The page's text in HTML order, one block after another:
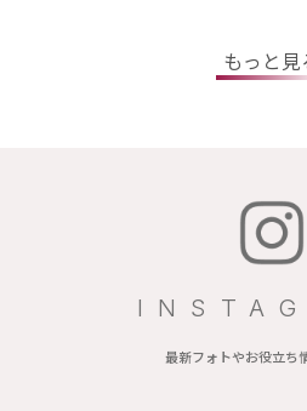
もっと見
最新フォトやお役立ち